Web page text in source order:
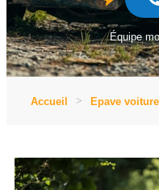
Équipe
Accueil Epave